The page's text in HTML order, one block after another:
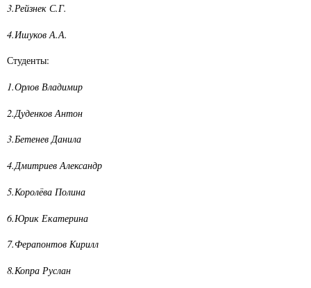
3.Рейзнек С.Г.
4.Ишуков А.А.
Студенты:
1.Орлов Владимир
2.Дуденков Антон
3.Бетенев Данила
4.Дмитриев Александр
5.Королёва Полина
6.Юрик Екатерина
7.Ферапонтов Кирилл
8.Копра Руслан